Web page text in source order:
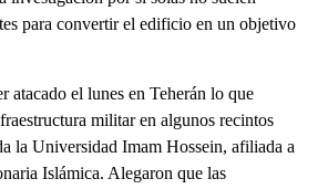
para convertir el edificio en un objetivo
atacado el lunes en Teherán lo que
militar en algunos recintos
la Universidad Imam Hossein, afiliada a
Islámica. Alegaron que las